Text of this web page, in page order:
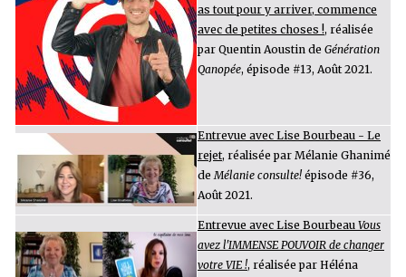
as tout pour y arriver, commence
avec de petites choses !, réalisée
par Quentin Aoustin de Génération
Qanopée, épisode #13, Août 2021.
Entrevue avec Lise Bourbeau - Le
rejet, réalisée par Mélanie Ghanimé
deMélanie consulte! épisode #36,
Août 2021.
Entrevue avec Lise Bourbeau Vous
avez l'IMMENSE POUVOIR de changer
votre VIE !, réalisée par Héléna